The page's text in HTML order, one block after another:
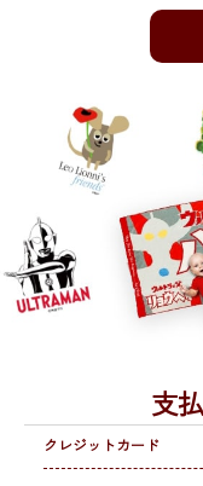
支
クレジットカード